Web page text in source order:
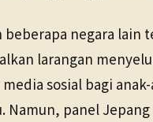
beberapa negara lain
larangan
sosial bagi
Namun, panel